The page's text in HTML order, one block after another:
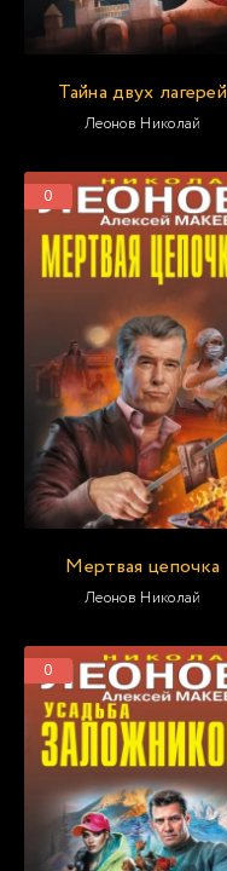
Тайна двух лагерей
Леонов Николай
0
Мертвая цепочка
Леонов Николай
0